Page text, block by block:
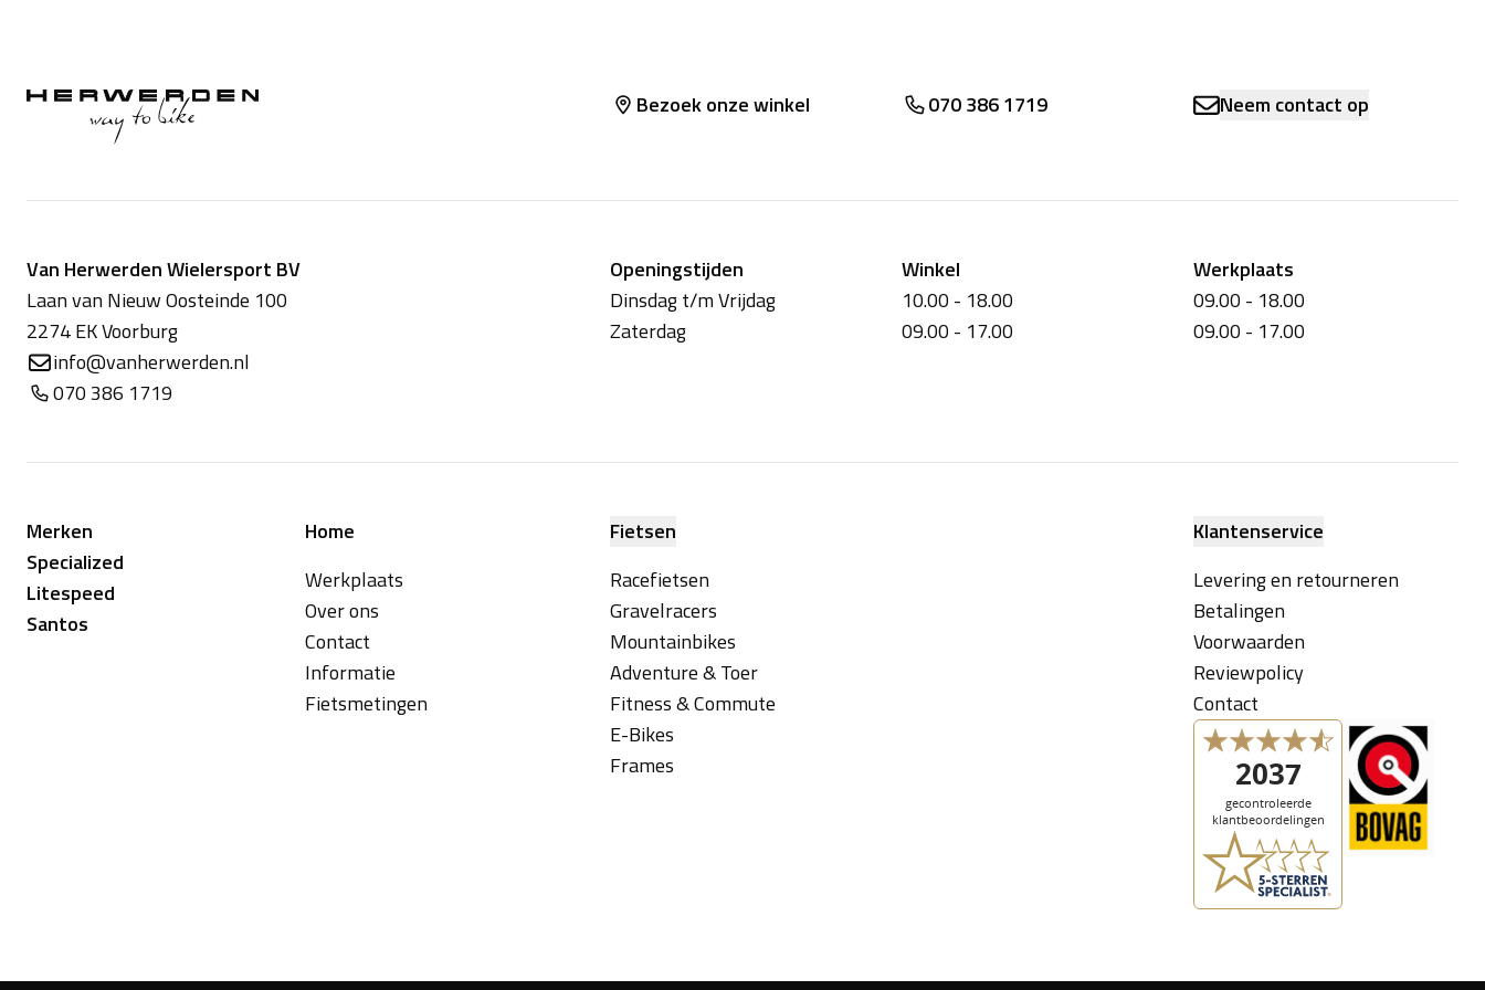
Bezoek onze winkel 070 386 1719 Neem contact op
Van Herwerden Wielersport BV
Laan van Nieuw Oosteinde 100
2274 EK Voorburg
info@vanherwerden.nl
070 386 1719
Openingstijden
Dinsdag t/m Vrijdag
Zaterdag
Winkel
10.00 - 18.00
09.00 - 17.00
Werkplaats
09.00 - 18.00
09.00 - 17.00
Merken
Specialized
Litespeed
Santos
Home
Werkplaats
Over ons
Contact
Informatie
Fietsmetingen
Fietsen
Racefietsen
Gravelracers
Mountainbikes
Adventure & Toer
Fitness & Commute
E-Bikes
Frames
Klantenservice
Levering en retourneren
Betalingen
Voorwaarden
Reviewpolicy
Contact